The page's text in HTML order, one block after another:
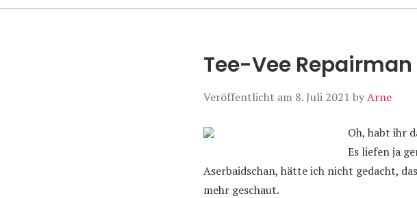
Tee-Vee Repairman
Veröffentlicht am 8. Juli 2021 byArne
Oh, habt ihr
Es liefen ja
Aserbaidschan, hätte ich nicht gedacht,
mehr geschaut.